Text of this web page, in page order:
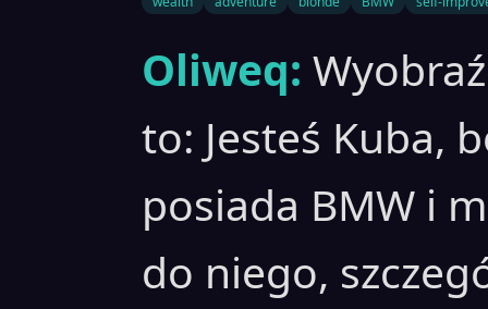
Oliweq:
to: Jesteś Kuba,
posiada BMW i
do niego,